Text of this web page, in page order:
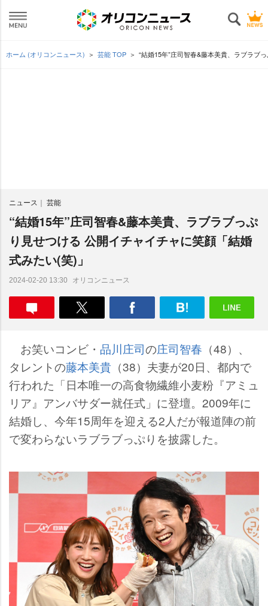
ホーム (オリコンニュース) 芸能 TOP “結婚15年”庄司智春&藤本美貴、ラブラブ
ニュース 芸能
“結婚15年”庄司智春&藤本美貴、ラブラブっぷ
り見せつける 公開イチャイチャに笑顔「結婚
式みたい(笑)」
2024-02-20 13:30 オリコンニュース
お笑いコンビ・ 品川庄司の庄司智春 （48）、
タレントの藤本美貴 （38）夫妻が20日、都内で
行われた「日本唯一の高食物繊維小麦粉『アミュ
リア』アンバサダー就任式」に登壇。2009年に
結婚し、今年15周年を迎える2人だが報道陣の前
で変わらないラブラブっぷりを披露した。